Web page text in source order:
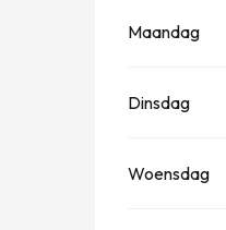
Maandag
Dinsdag
Woensdag